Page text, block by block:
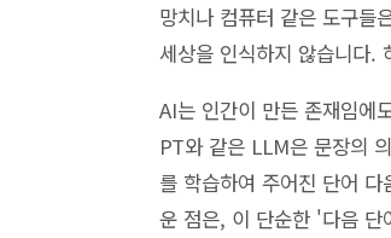
망치나 컴퓨터 같은 도구들
세상을 인식하지 않습니다.
AI는 인간이 만든 존재임에
PT와 같은 LLM은 문장의
를 학습하여 주어진 단어
운 점은, 이 단순한 '다음 단